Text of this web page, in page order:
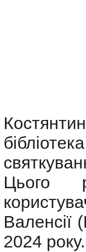
Цього
Валенсії
2024